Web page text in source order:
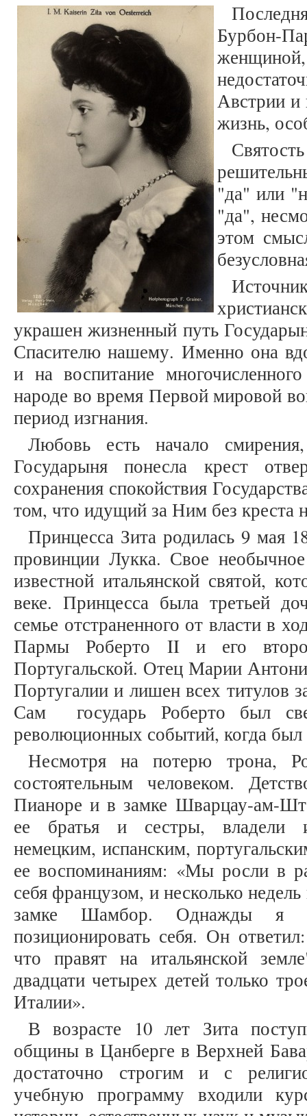
Бурбон-
Австрии и
жизнь,
"да" или
"да",
этом
украшен жизненный путь
Спасителю нашему. Именно она
и на воспитание
народе во время Первой мировой
период изгнания.
Любовь есть начало
Государыня понесла крест
сохранения спокойствия
том, что идущий за Ним без креста
Принцесса Зита родилась 9 мая
провинции Лукка. Свое
известной итальянской святой,
веке. Принцесса была третьей
семье отстраненного от власти в
Пармы Роберто II и его
Португальской. Отец Марии
Португалии и лишен всех титулов
Сам государь Роберто был
революционных событий, когда
Несмотря на потерю трона,
состоятельным человеком.
Пианоре и в замке Шварцау-ам-
ее братья и сестры, владели
немецким, испанским,
ее воспоминаниям: «Мы росли в
себя французом, и несколько
замке Шамбор. Однажды я
позиционировать себя. Он
что правят на итальянской
двадцати четырех детей только
Италии».
В возрасте 10 лет Зита
общины в Цанберге в Верхней
достаточно строгим и с
учебную программу входили